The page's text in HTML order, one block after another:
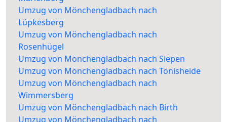
Umzug von Mönchengladbach nach
Lüpkesberg
Umzug von Mönchengladbach nach
Rosenhügel
Umzug von Mönchengladbach nach Siepen
Umzug von Mönchengladbach nach Tönisheide
Umzug von Mönchengladbach nach
Wimmersberg
Umzug von Mönchengladbach nach Birth
Umzug von Mönchengladbach nach